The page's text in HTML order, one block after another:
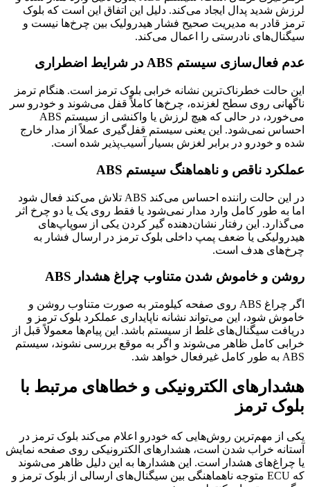
لرزش شدید پدال ایجاد می‌کند. دلیل این اتفاق این است که بلوک
ترمز قادر به مدیریت صحیح فشار هیدرولیک بین چرخ‌ها نیست و
سیگنال‌های نادرستی را اعمال می‌کند.
عدم فعال‌سازی سیستم ABS در شرایط اضطراری
این حالت خطرناک‌ترین نشانه خرابی بلوک ترمز است. هنگام ترمز
ناگهانی روی سطح لغزنده، چرخ‌ها کاملاً قفل می‌شوند و خودرو سر
می‌خورد، در حالی که هیچ لرزش یا واکنشی از سیستم ABS
احساس نمی‌شود. این یعنی سیستم قفل‌گیری عملاً از مدار خارج
شده و خودرو در برابر لغزش بسیار آسیب‌پذیر شده است.
عملکرد ناقص و ناهماهنگ سیستم ABS
در این حالت راننده احساس می‌کند ABS تلاش می‌کند فعال شود
اما به طور کامل وارد مدار نمی‌شود یا فقط روی یک یا دو چرخ اثر
می‌گذارد. این رفتار نشان‌دهنده گیر کردن یکی از سوپاپ‌های
هیدرولیکی یا ضعف پمپ داخلی بلوک ترمز در ارسال فشار به
چرخ‌های هدف است.
روشن و خاموش شدن متناوب چراغ هشدار ABS
اگر چراغ ABS روی صفحه کیلومتر به صورت متناوب روشن و
خاموش شود، این می‌تواند نشانه ناپایداری عملکرد بلوک ترمز و
دریافت سیگنال‌های غلط از سیستم باشد. این پیام‌ها معمولاً قبل از
خرابی کامل ظاهر می‌شوند و اگر به موقع بررسی نشوند، سیستم
ABS به طور کامل غیرفعال خواهد شد.
هشدارهای الکترونیکی و خطاهای مرتبط با
بلوک ترمز
یکی از مهم‌ترین روش‌هایی که خودرو اعلام می‌کند بلوک ترمز در
آستانه خراب شدن است، هشدارهای الکترونیکی روی صفحه نمایش
یا چراغ‌های هشدار است. این هشدارها به این دلیل ظاهر می‌شوند
که ECU متوجه ناهماهنگی بین سیگنال‌های ارسالی از بلوک ترمز و